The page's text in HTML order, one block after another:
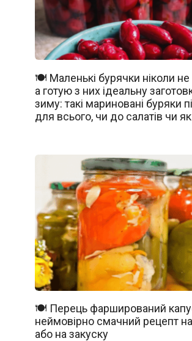
🍽️ Маленькі бурячки ніколи
а готую з них ідеальну
зиму: такі мариновані буряки
для всього, чи до салатів чи
🍽️ Перець фарширований
неймовірно смачний рецепт
або на закуску